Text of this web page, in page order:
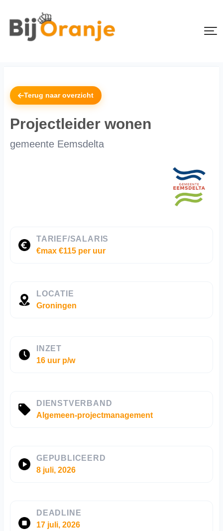
Terug naar overzicht
Projectleider wonen
gemeente Eemsdelta
TARIEF/SALARIS
€max €115 per uur
LOCATIE
Groningen
INZET
16 uur p/w
DIENSTVERBAND
Algemeen-projectmanagement
GEPUBLICEERD
8 juli, 2026
DEADLINE
17 juli, 2026